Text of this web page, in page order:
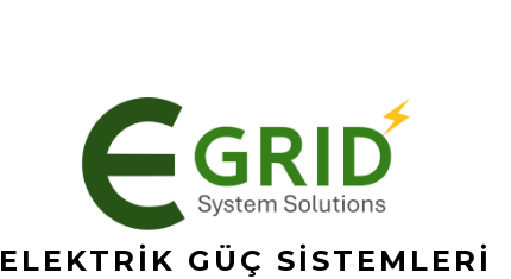
ELEKTRIK GÜÇ SISTEMLERI